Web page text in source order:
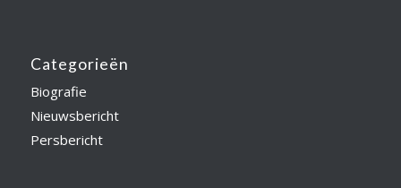
Categorieën
Biografie
Nieuwsbericht
Persbericht